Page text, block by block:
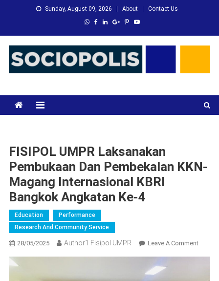
Sunday, August 09, 2026 About Contact Us
FISIPOL UMPR Laksanakan
Pembukaan Dan Pembekalan KKN-
Magang Internasional KBRI
Bangkok Angkatan Ke-4
Education
Performance
Research And Community Service
28/05/2025 Author1 Fisipol UMPR Leave A CommentOn